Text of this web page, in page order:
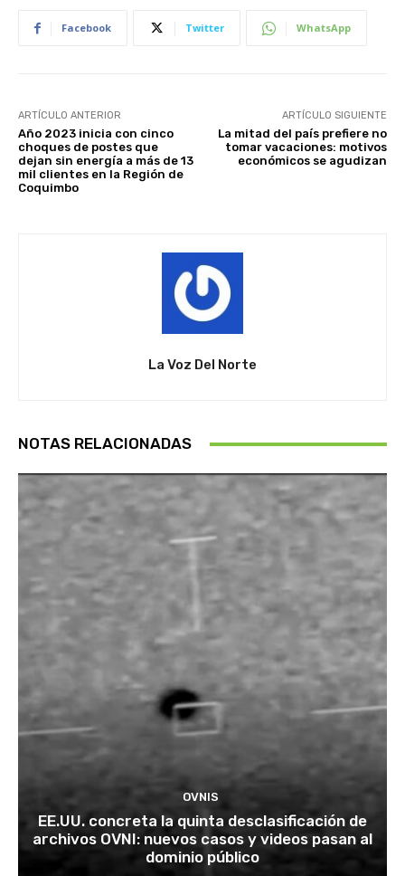
Facebook Twitter WhatsApp
ARTÍCULO ANTERIOR
Año 2023 inicia con cinco
choques de postes que
dejan sin energía a más de 13
mil clientes en la Región de
Coquimbo
ARTÍCULO SIGUIENTE
La mitad del país prefiere no
tomar vacaciones: motivos
económicos se agudizan
La Voz Del Norte
NOTAS RELACIONADAS
OVNIS
EE.UU. concreta la quinta desclasificación de
archivos OVNI: nuevos casos y videos pasan al
dominio público